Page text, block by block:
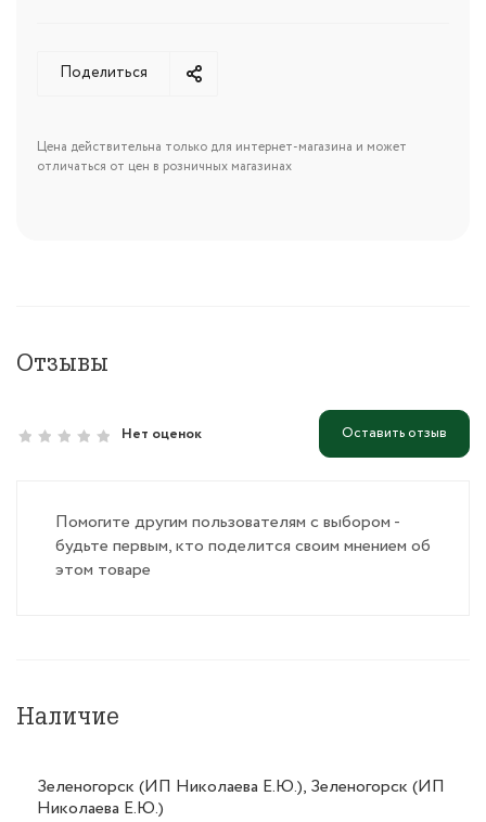
Поделиться
Цена действительна только для интернет-магазина и может
отличаться от цен в розничных магазинах
Отзывы
Нет оценок Оставить отзыв
Помогите другим пользователям с выбором -
будьте первым, кто поделится своим мнением об
этом товаре
Наличие
Зеленогорск (ИП Николаева Е.Ю.), Зеленогорск (ИП
Николаева Е.Ю.)